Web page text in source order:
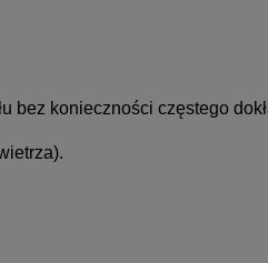
bez konieczności częstego